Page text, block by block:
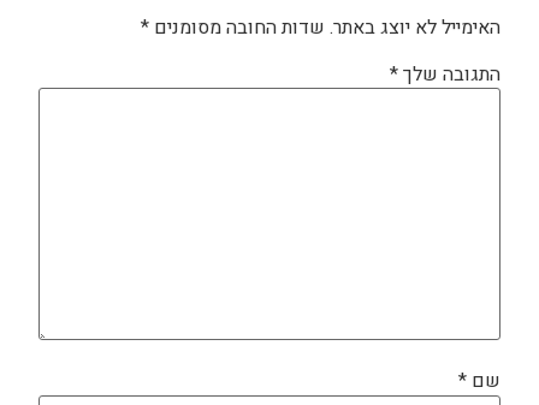
האימייל לא יוצג באתר. שדות החובה מסומנים *
התגובה שלך*
שם *